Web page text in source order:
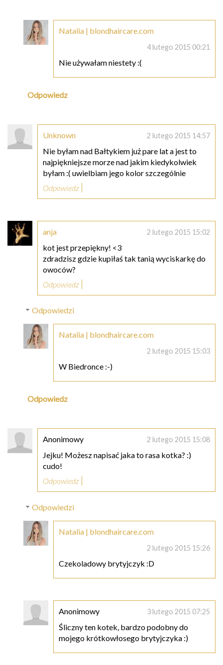
Natalia | blondhaircare.com
4 lutego 2015 00:21
Nie używałam niestety :(
Odpowiedz
Unknown 2 lutego 2015 14:57
Nie byłam nad Bałtykiem już pare lat a jest to
najpiękniejsze morze nad jakim kiedykolwiek
byłam :( uwielbiam jego kolor szczególnie
Odpowiedz
anja 2 lutego 2015 15:02
kot jest przepiękny! <3
zdradzisz gdzie kupiłaś tak tanią wyciskarkę do
owoców?
Odpowiedz
Odpowiedzi
Natalia | blondhaircare.com
2 lutego 2015 15:03
W Biedronce :-)
Odpowiedz
Anonimowy 2 lutego 2015 15:08
Jejku! Możesz napisać jaka to rasa kotka? :)
cudo!
Odpowiedz
Odpowiedzi
Natalia | blondhaircare.com
2 lutego 2015 15:26
Czekoladowy brytyjczyk :D
Anonimowy 3 lutego 2015 07:25
Śliczny ten kotek, bardzo podobny do
mojego krótkowłosego brytyjczyka :)